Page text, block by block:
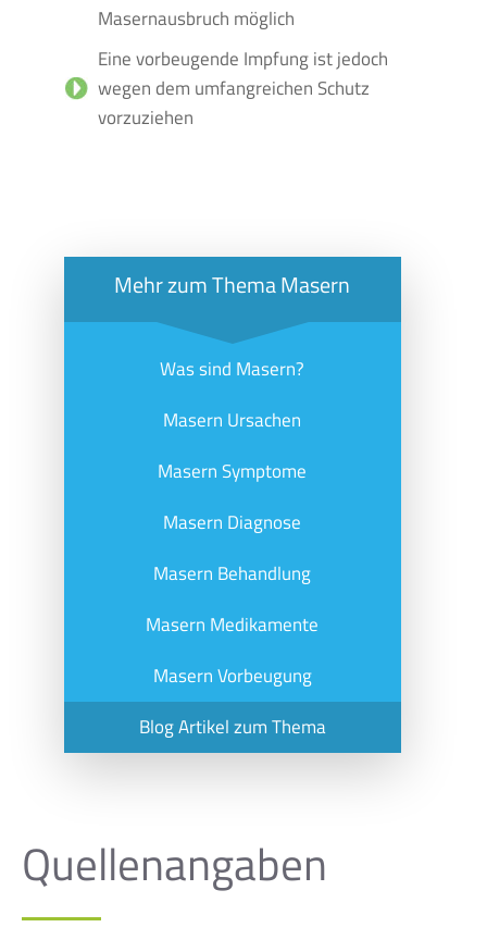
Masernausbruch möglich
Eine vorbeugende Impfung ist jedoch
wegen dem umfangreichen Schutz
vorzuziehen
Mehr zum Thema Masern
Was sind Masern?
Masern Ursachen
Masern Symptome
Masern Diagnose
Masern Behandlung
Masern Medikamente
Masern Vorbeugung
Blog Artikel zum Thema
Quellenangaben